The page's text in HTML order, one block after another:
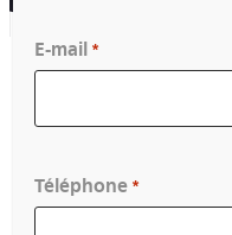
E-mail *
Téléphone *